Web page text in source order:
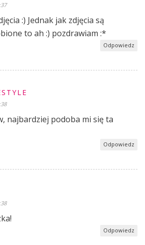
:) Jednak jak zdjęcia są
to ah :) pozdrawiam :*
Odpowiedz
najbardziej podoba mi się ta
Odpowiedz
Odpowiedz